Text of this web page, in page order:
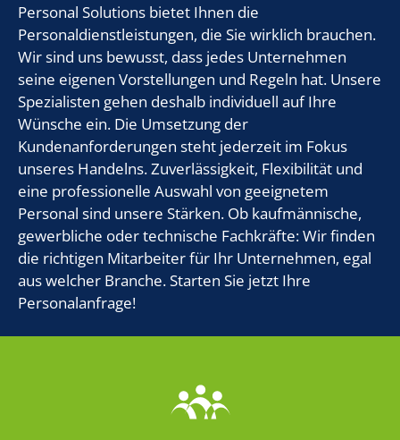
Personal Solutions bietet Ihnen die
Personaldienstleistungen, die Sie wirklich brauchen.
Wir sind uns bewusst, dass jedes Unternehmen
seine eigenen Vorstellungen und Regeln hat. Unsere
Spezialisten gehen deshalb individuell auf Ihre
Wünsche ein. Die Umsetzung der
Kundenanforderungen steht jederzeit im Fokus
unseres Handelns. Zuverlässigkeit, Flexibilität und
eine professionelle Auswahl von geeignetem
Personal sind unsere Stärken. Ob kaufmännische,
gewerbliche oder technische Fachkräfte: Wir finden
die richtigen Mitarbeiter für Ihr Unternehmen, egal
aus welcher Branche. Starten Sie jetzt Ihre
Personalanfrage!